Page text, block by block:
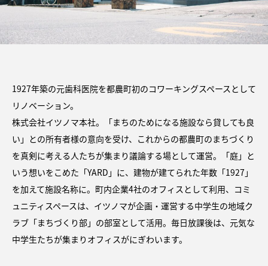
1927年築の元歯科医院を都農町初のコワーキングスペースとして
リノベーション。
株式会社イツノマ本社。「まちのためになる施設なら貸しても良
い」との所有者様の意向を受け、これからの都農町のまちづくり
を真剣に考える人たちが集まり議論する場として運営。「庭」と
いう想いをこめた「YARD」に、建物が建てられた年数「1927」
を加えて施設名称に。町内企業4社のオフィスとして利用、コミ
ュニティスペースは、イツノマが企画・運営する中学⽣の地域ク
ラブ「まちづくり部」の部室として活⽤。毎⽇放課後は、元気な
中学⽣たちが集まりオフィスがにぎわいます。